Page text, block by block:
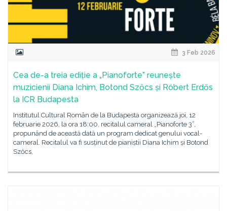
3 Feb 2026
Cea de-a treia ediție a „Pianoforte” reunește
muzicienii Diana Ichim, Botond Szőcs și Róbert Erdős
la ICR Budapesta
Institutul Cultural Român de la Budapesta organizează joi, 12
februarie 2026, la ora 18:00, recitalul cameral „Pianoforte 3”,
propunând de această dată un program dedicat genului vocal-
cameral. Recitalul va fi susținut de pianiștii Diana Ichim și Botond
Szőcs,